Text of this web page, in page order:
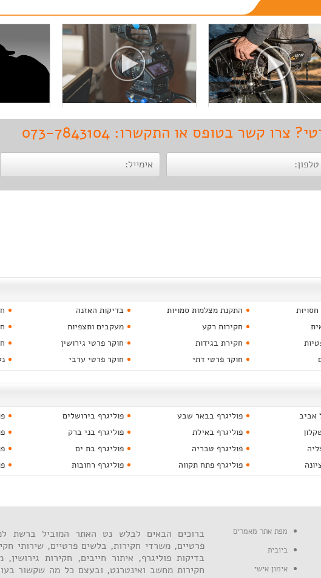
המדריך חוקר פרטי בגידות חקירות ביטוח
קשר בטופס או התקשרו: 073-7843104
התקנת מצלמות סמויות בדיקות האזנה
חקירות רקע מעקבים ותצפיות
חקירת בגידות חוקר פרטי גירושין
חוקר פרטי דתי חוקר פרטי ערבי
אביב פוליגרף בבאר שבע פוליגרף בירושלים
פוליגרף באילת פוליגרף בני ברק
פוליגרף טבריה פוליגרף בת ים
פוליגרף פתח תקווה פוליגרף רחובות
מפת אתר מאמרים
ביובית
אימון אישי
ברוכים הבאים לבלש נט האתר המוביל ברשת
פרטיים, משרדי חקירות, בלשים פרטיים, שירותי
בדיקות פוליגרף, איתור חייבים, חקירות גירושין,
חקירות מחשב ואינטרנט, ובעצם כל מה שקשור